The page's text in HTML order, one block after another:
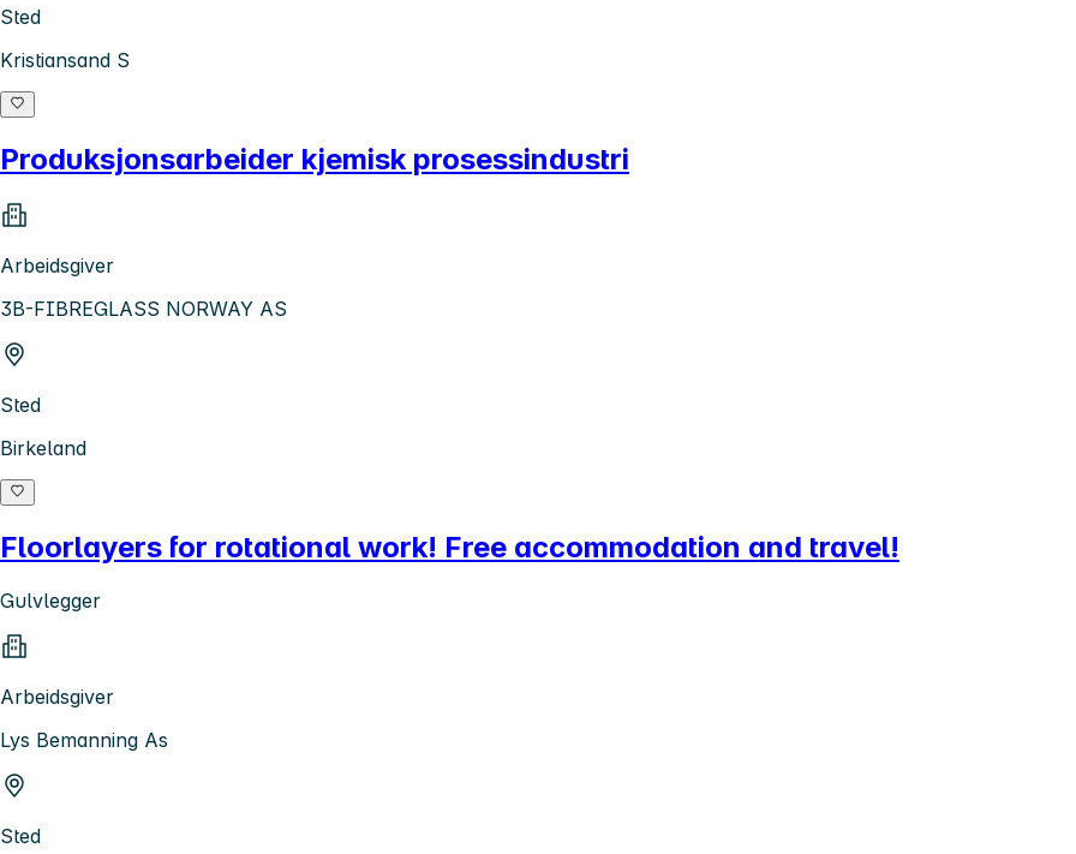
Sted
Kristiansand S
Produksjonsarbeider kjemisk prosessindustri
Arbeidsgiver
3B-FIBREGLASS NORWAY AS
Sted
Birkeland
Floorlayers for rotational work! Free accommodation and travel!
Gulvlegger
Arbeidsgiver
Lys Bemanning As
Sted